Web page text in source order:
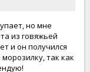
но мне
из говяжьей
и он получился
так как